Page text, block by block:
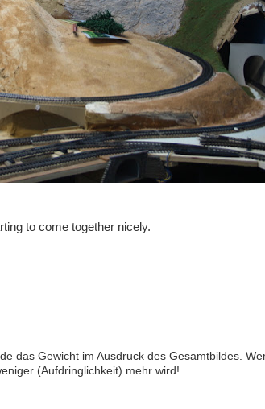
to come together nicely.
das Gewicht im Ausdruck des Gesamtbildes.
(Aufdringlichkeit) mehr wird!